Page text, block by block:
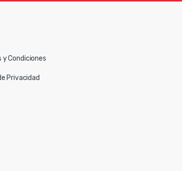
y Condiciones
Privacidad